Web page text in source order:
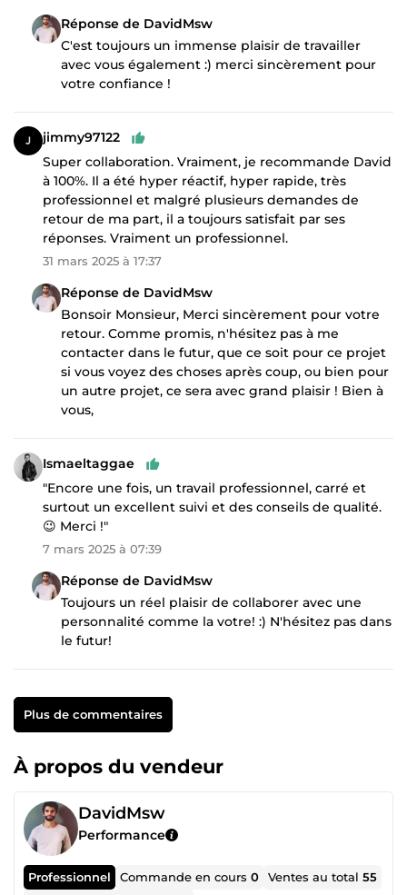
Réponse de DavidMsw
C'est toujours un immense plaisir de travailler
avec vous également :) merci sincèrement pour
votre confiance !
jimmy97122
Super collaboration. Vraiment, je recommande David
à 100%. Il a été hyper réactif, hyper rapide, très
professionnel et malgré plusieurs demandes de
retour de ma part, il a toujours satisfait par ses
réponses. Vraiment un professionnel.
31 mars 2025 à 17:37
Réponse de DavidMsw
Bonsoir Monsieur, Merci sincèrement pour votre
retour. Comme promis, n'hésitez pas à me
contacter dans le futur, que ce soit pour ce projet
si vous voyez des choses après coup, ou bien pour
un autre projet, ce sera avec grand plaisir ! Bien à
vous,
Ismaeltaggae
"Encore une fois, un travail professionnel, carré et
surtout un excellent suivi et des conseils de qualité.
😉 Merci !"
7 mars 2025 à 07:39
Réponse de DavidMsw
Toujours un réel plaisir de collaborer avec une
personnalité comme la votre! :) N'hésitez pas dans
le futur!
Plus de commentaires
À propos du vendeur
DavidMsw
Performance
Professionnel Commande en cours0 Ventes au total55